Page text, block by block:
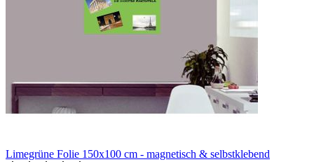
Limegrüne Folie 150x100 cm - magnetisch & selbstklebend